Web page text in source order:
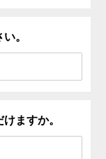
。
ますか。